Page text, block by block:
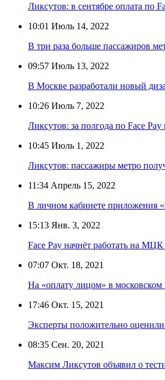
Ликсутов: в сентябре оплата по
10:01 Июль 14, 2022
В три раза больше пассажиров
09:57 Июль 13, 2022
В Москве разработали новый
10:26 Июль 7, 2022
Ликсутов: за полгода по Face
10:45 Июль 1, 2022
Ликсутов: пассажиры метро
11:34 Апрель 15, 2022
В личном кабинете приложения
15:13 Янв. 3, 2022
Face Pay начнёт работать на МЦК
07:07 Окт. 18, 2021
На «оплату лицом» в московском
17:46 Окт. 15, 2021
Эксперты положительно
08:35 Сен. 20, 2021
Максим Ликсутов объявил о